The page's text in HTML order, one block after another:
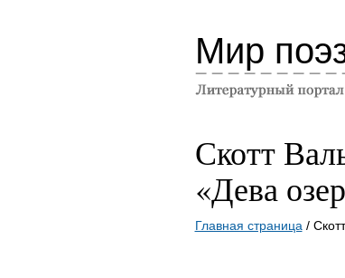
Мир
Скотт
«Дева
Главная страница /